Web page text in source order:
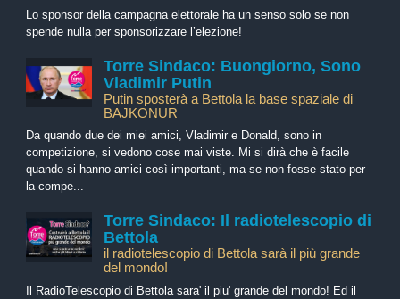
Lo sponsor della campagna elettorale ha un senso solo se non
spende nulla per sponsorizzare l’elezione!
Torre Sindaco: Buongiorno, Sono
Vladimir Putin
Putin sposterà a Bettola la base spaziale di
BAJKONUR
Da quando due dei miei amici, Vladimir e Donald, sono in
competizione, si vedono cose mai viste. Mi si dirà che è facile
quando si hanno amici così importanti, ma se non fosse stato per
la compe...
Torre Sindaco: Il radiotelescopio di
Bettola
il radiotelescopio di Bettola sarà il più grande
del mondo!
Il RadioTelescopio di Bettola sara' il piu' grande del mondo! Ed il